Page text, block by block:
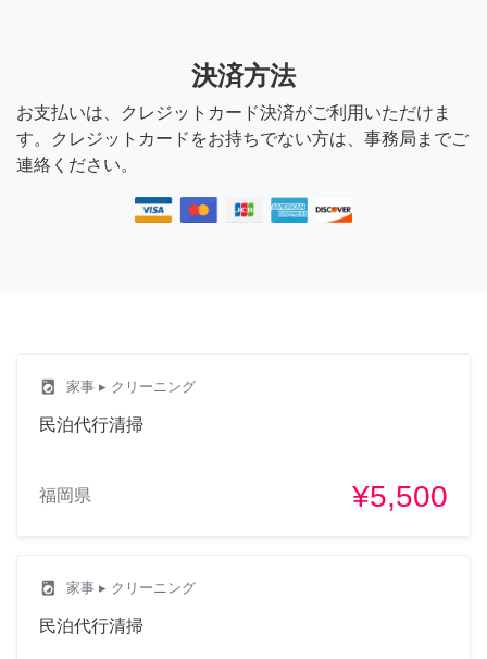
決済方法
お支払いは、クレジットカード決済がご利用いただけま
す。クレジットカードをお持ちでない方は、事務局までご
連絡ください。
local_laundry_service 家事 ▸ クリーニング
民泊代行清掃
福岡県 ¥5,500
local_laundry_service 家事 ▸ クリーニング
民泊代行清掃